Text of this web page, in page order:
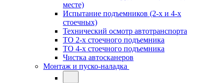
месте)
Испытание подъемников (2-х и 4-х
стоечных)
Технический осмотр автотранспорта
ТО 2-х стоечного подъемника
ТО 4-х стоечного подъемника
Чистка автосканеров
Монтаж и пуско-наладка